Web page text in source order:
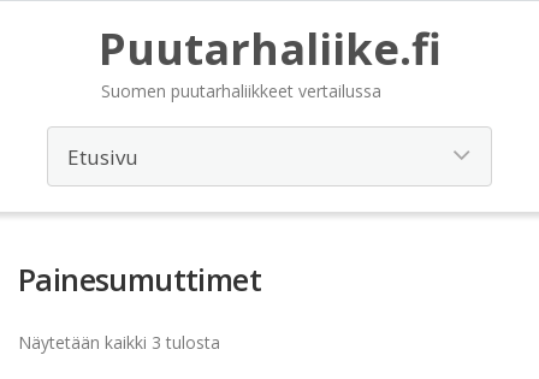
Puutarhaliike.fi
Suomen puutarhaliikkeet vertailussa
Painesumuttimet
Näytetään kaikki 3 tulosta